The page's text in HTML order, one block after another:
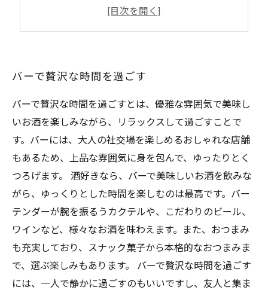
落ち着いた雰囲気が心地よいバータイム
バーで贅沢な時間を過ごす
バーで贅沢な時間を過ごすとは、優雅な雰囲気で美味し
いお酒を楽しみながら、リラックスして過ごすことで
す。バーには、大人の社交場を楽しめるおしゃれな店舗
もあるため、上品な雰囲気に身を包んで、ゆったりとく
つろげます。 酒好きなら、バーで美味しいお酒を飲みな
がら、ゆっくりとした時間を楽しむのは最高です。バー
テンダーが腕を振るうカクテルや、こだわりのビール、
ワインなど、様々なお酒を味わえます。また、おつまみ
も充実しており、スナック菓子から本格的なおつまみま
で、選ぶ楽しみもあります。 バーで贅沢な時間を過ごす
には、一人で静かに過ごすのもいいですし、友人と集ま